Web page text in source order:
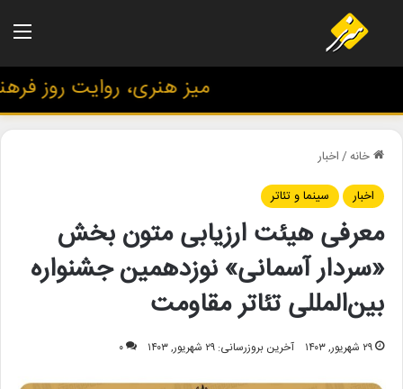
میز هنری، روایت روز
خانه/اخبار
اخبار
سینما و تئاتر
معرفی هیئت ارزیابی متون بخش
«سردار آسمانی» نوزدهمین جشنواره
بین‌المللی تئاتر مقاومت
۲۹ شهریور, ۱۴۰۳ آخرین بروزرسانی: ۲۹ شهریور, ۱۴۰۳ ۰